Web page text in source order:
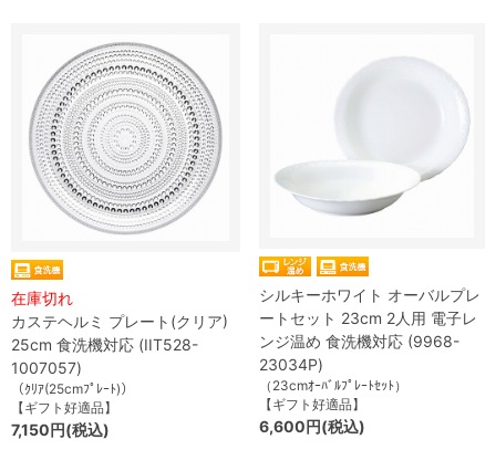
在庫切れ
カステヘルミ プレート(クリア)
25cm 食洗機対応 (IIT528-
1007057)
（ｸﾘｱ(25cmﾌﾟﾚｰﾄ)）
【ギフト好適品】
7,150円(税込)
シルキーホワイト オーバルプレ
ートセット 23cm 2人用 電子レ
ンジ温め 食洗機対応 (9968-
23034P)
（23cmｵｰﾊﾞﾙﾌﾟﾚｰﾄｾｯﾄ）
【ギフト好適品】
6,600円(税込)